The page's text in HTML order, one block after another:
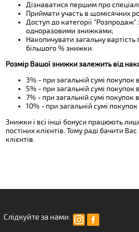
Дізнаватися першим про
Приймати участь в щомісячних
Доступ до категорії
одноразовими знижками;
Накопичувати загальну
більшого % знижки.
Розмір Вашої знижки залежить від
3% - при загальній сумі покупок
5% - при загальній сумі покупок
7% - при загальній сумі покупок
10% - при загальній сумі покупок
Знижки і всі інші бонуси працюють
постіних клієнтів. Тому раді бачити
клієнтів.
Слідкуйте за нами: